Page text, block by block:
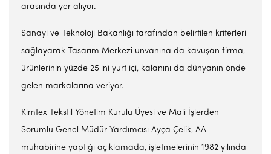
arasında yer alıyor.
Sanayi ve Teknoloji Bakanlığı tarafından belirtilen kriterleri
sağlayarak Tasarım Merkezi unvanına da kavuşan firma,
ürünlerinin yüzde 25'ini yurt içi, kalanını da dünyanın önde
gelen markalarına veriyor.
Kimtex Tekstil Yönetim Kurulu Üyesi ve Mali İşlerden
Sorumlu Genel Müdür Yardımcısı Ayça Çelik, AA
muhabirine yaptığı açıklamada, işletmelerinin 1982 yılında